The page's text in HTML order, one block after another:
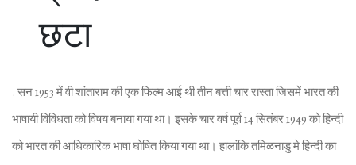
छटा
. सन 1953 में वी शांताराम की एक फिल्‍म आई थी तीन बत्ती चार रास्‍ता जिसमें भारत की
भाषायी विविधता को विषय बनाया गया था। इसके चार वर्ष पूर्व 14 सितंबर 1949 को हिन्‍दी
को भारत की आधिकारिक भाषा घोषित किया गया था। हालांकि तमिळनाडु मे हिन्‍दी का